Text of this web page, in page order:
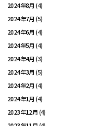
2024年8月(4)
2024年7月(5)
2024年6月(4)
2024年5月(4)
2024年4月(3)
2024年3月(5)
2024年2月(4)
2024年1月(4)
2023年12月(4)